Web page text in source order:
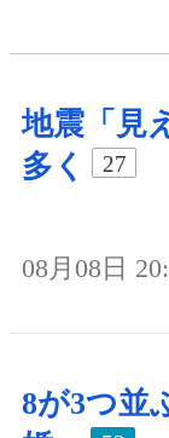
地震「見
多く
27
08月08日
8が3つ並